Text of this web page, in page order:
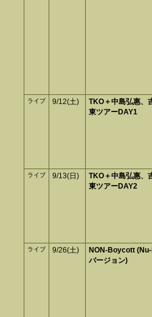
ライブ 9/12(土)
TKO＋中島弘惠、
東ツアーDAY1
ライブ 9/13(日)
TKO＋中島弘惠、
東ツアーDAY2
ライブ 9/26(土)
NON-Boycott
バージョン)